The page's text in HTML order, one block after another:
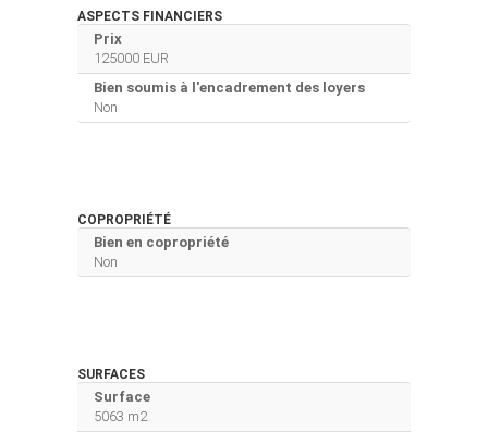
ASPECTS FINANCIERS
Prix
125000 EUR
Bien soumis à l'encadrement des loyers
Non
COPROPRIÉTÉ
Bien en copropriété
Non
SURFACES
Surface
5063 m2